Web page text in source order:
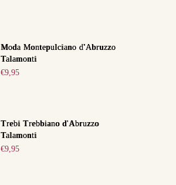
Moda Montepulciano d'Abruzzo
Talamonti
€9,95
Trebi Trebbiano d'Abruzzo
Talamonti
€9,95